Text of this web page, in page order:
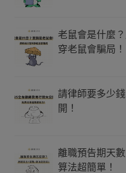
老鼠會是什麼
穿老鼠會騙局！
請律師要多少
開！
離職預告期天
算法超簡單！